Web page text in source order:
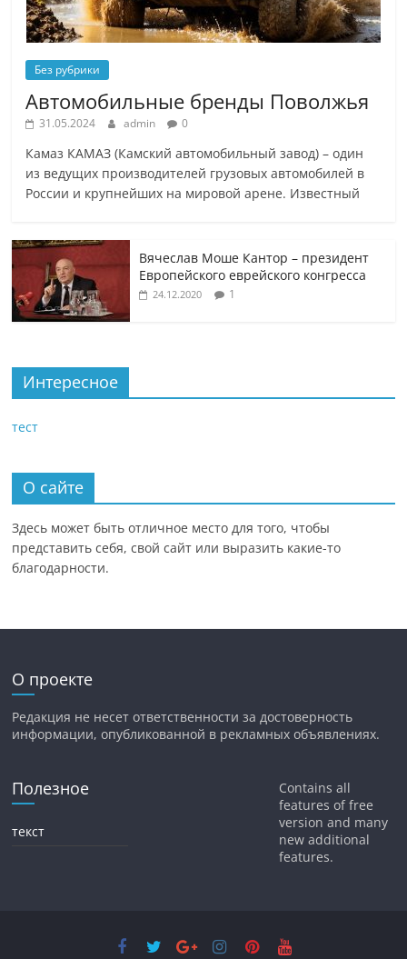
Без рубрики
Автомобильные бренды Поволжья
31.05.2024 admin 0
Камаз КАМАЗ (Камский автомобильный завод) – один
из ведущих производителей грузовых автомобилей в
России и крупнейших на мировой арене. Известный
Вячеслав Моше Кантор – президент
Европейского еврейского конгресса
24.12.2020 1
Интересное
тест
О сайте
Здесь может быть отличное место для того, чтобы
представить себя, свой сайт или выразить какие-то
благодарности.
О проекте
Редакция не несет ответственности за достоверность
информации, опубликованной в рекламных объявлениях.
Полезное
текст
Contains all
features of free
version and many
new additional
features.